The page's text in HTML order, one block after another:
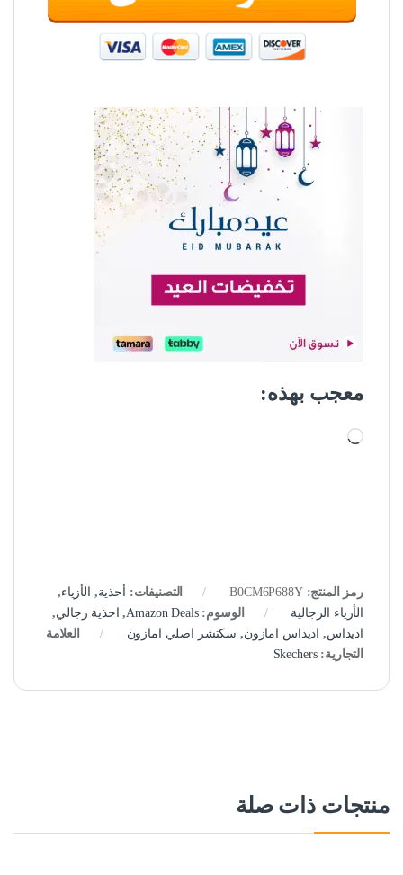
معجب بهذه:
جاري التحميل…
رمز المنتج:B0CM6P688Y التصنيفات: أحذية, الأزياء,
الأزياء الرجالية
الوسوم:Amazon Deals
, احذية رجالي,
اديداس, اديداس امازون, سكتشر اصلي امازون
العلامة
التجارية:Skechers
منتجات ذات صلة